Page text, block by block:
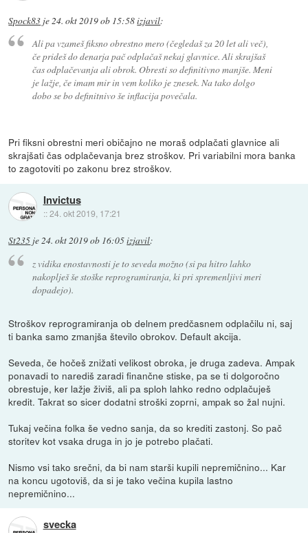
Spock83 je24. okt 2019 ob 15:58izjavil:
Ali pa vzameš fiksno obrestno mero (čegledaš za 20 let ali več),
če prideš do denarja pač odplačaš nekaj glavnice. Ali skrajšaš
čas odplačevanja ali obrok. Obresti so definitivno manjše. Meni
je lažje, če imam mir in vem koliko je znesek. Na tako dolgo
dobo se bo definitnivo še inflacija povečala.
Pri fiksni obrestni meri običajno ne moraš odplačati glavnice ali
skrajšati čas odplačevanja brez stroškov. Pri variabilni mora banka
to zagotoviti po zakonu brez stroškov.
Invictus
::24. okt 2019, 17:21
St235 je24. okt 2019 ob 16:05izjavil:
z vidika enostavnosti je to seveda možno (si pa hitro lahko
nakoplješ še stoške reprogramiranja, ki pri spremenljivi meri
dopadejo).
Stroškov reprogramiranja ob delnem predčasnem odplačilu ni, saj
ti banka samo zmanjša število obrokov. Default akcija.
Seveda, če hočeš znižati velikost obroka, je druga zadeva. Ampak
ponavadi to narediš zaradi finančne stiske, pa se ti dolgoročno
obrestuje, ker lažje živiš, ali pa sploh lahko redno odplačuješ
kredit. Takrat so sicer dodatni stroški zoprni, ampak so žal nujni.
Tukaj večina folka še vedno sanja, da so krediti zastonj. So pač
storitev kot vsaka druga in jo je potrebo plačati.
Nismo vsi tako srečni, da bi nam starši kupili nepremičnino... Kar
na koncu ugotoviš, da si je tako večina kupila lastno
nepremičnino...
svecka